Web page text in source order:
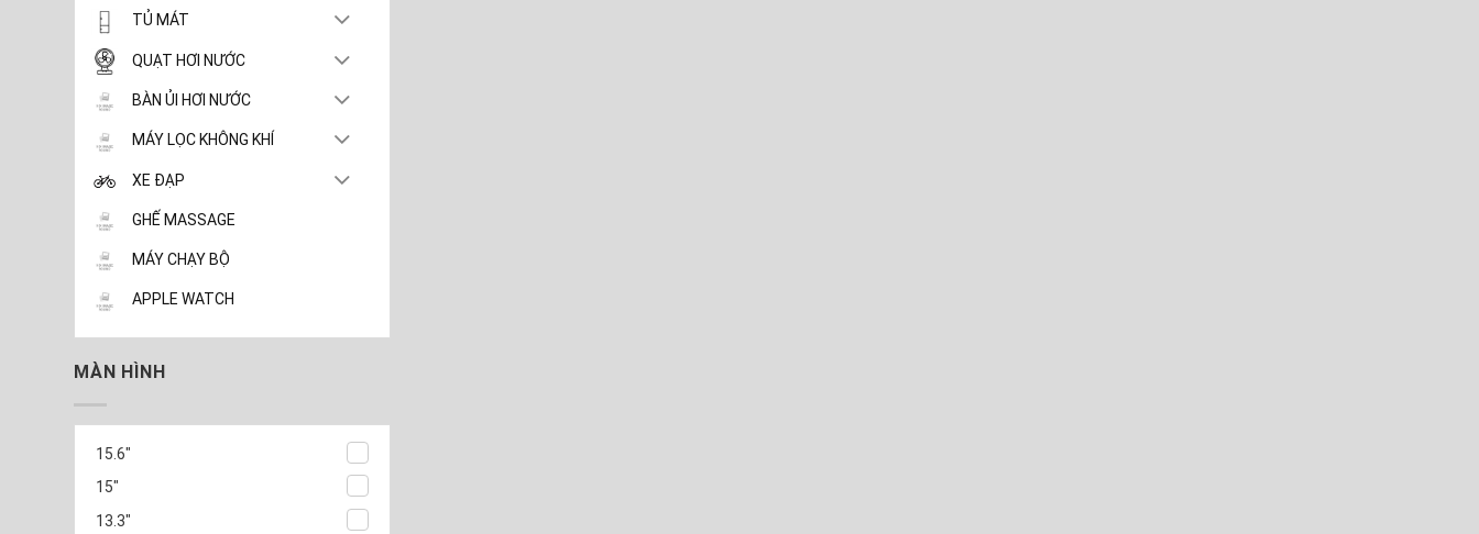
TỦ MÁT
QUẠT HƠI NƯỚC
BÀN ỦI HƠI NƯỚC
MÁY LỌC KHÔNG KHÍ
XE ĐẠP
GHẾ MASSAGE
MÁY CHẠY BỘ
APPLE WATCH
MÀN HÌNH
15.6"
15"
13.3"